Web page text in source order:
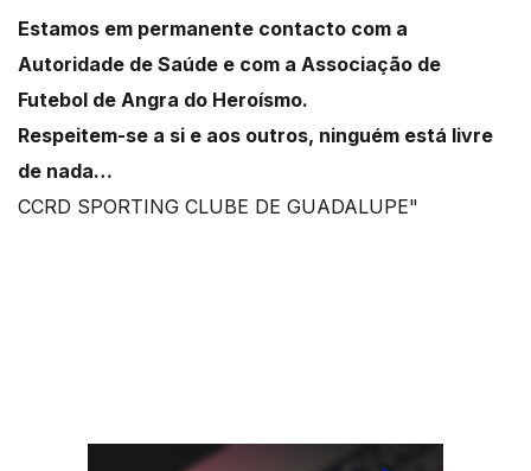
Estamos em permanente contacto com a
Autoridade de Saúde e com a Associação de
Futebol de Angra do Heroísmo.
Respeitem-se a si e aos outros, ninguém está livre
de nada…
CCRD SPORTING CLUBE DE GUADALUPE"